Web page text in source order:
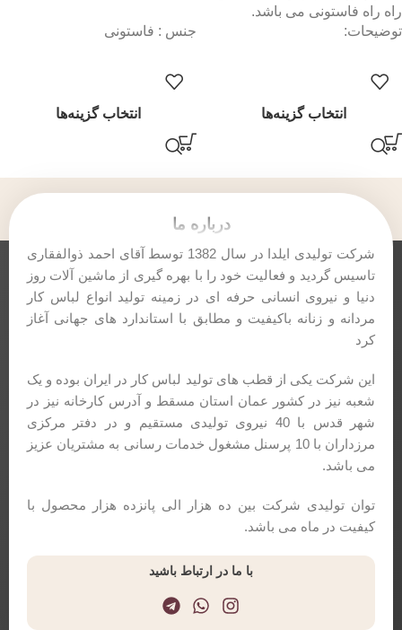
راه راه فاستونی می باشد.
توضیحات:
انتخاب گزینه‌ها
جنس : فاستونی
انتخاب گزینه‌ها
درباره ما
شرکت تولیدی ایلدا در سال 1382 توسط آقای احمد ذوالفقاری
تاسیس گردید و فعالیت خود را با بهره گیری از ماشین آلات روز
دنیا و نیروی انسانی حرفه ای در زمینه تولید انواع لباس کار
مردانه و زنانه باکیفیت و مطابق با استاندارد های جهانی آغاز
کرد
این شرکت یکی از قطب های تولید لباس کار در ایران بوده و یک
شعبه نیز در کشور عمان استان مسقط و آدرس کارخانه نیز در
شهر قدس با 40 نیروی تولیدی مستقیم و در دفتر مرکزی
مرزداران با 10 پرسنل مشغول خدمات رسانی به مشتریان عزیز
می باشد.
توان تولیدی شرکت بین ده هزار الی پانزده هزار محصول با
کیفیت در ماه می باشد.
با ما در ارتباط باشید